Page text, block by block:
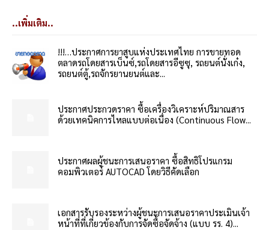
..เพิ่มเติม..
!!!…ประกาศการยาสูบแห่งประเทศไทย การขายทอด
ตลาดรถโดยสารเบ็นซ์,รถโดยสารอีซูซุ, รถยนต์นั่งเก๋ง,
รถยนต์ตู้,รถจักรยานยนต์และ...
ประกาศประกวดราคา ซื้อเครื่องวิเคราะห์ปริมาณสาร
ด้วยเทคนิคการไหลแบบต่อเนื่อง (Continuous Flow...
ประกาศผลผู้ชนะการเสนอราคา ซื้อสิทธิโปรแกรม
คอมพิวเตอร์ AUTOCAD โดยวิธีคัดเลือก
เอกสารรับรองระหว่างผู้ชนะการเสนอราคาประเมินเจ้า
หน้าที่ที่เกี่ยวข้องกับการจัดซื้อจัดจ้าง (แบบ รร. 4)...